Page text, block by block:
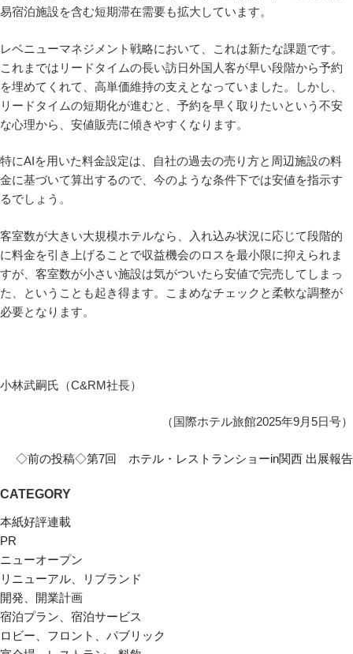
易宿泊施設を含む短期滞在需要も拡大しています。
レベニューマネジメント戦略において、これは新たな課題です。
これまではリードタイムの長い訪日外国人客が早い段階から予約
を埋めてくれて、高単価維持の支えとなっていました。しかし、
リードタイムの短期化が進むと、予約を早く取りたいという不安
な心理から、安値販売に傾きやすくなります。
特にAIを用いた料金設定は、自社の過去の売り方と周辺施設の料
金に基づいて算出するので、今のような条件下では安値を指示す
るでしょう。
客室数が大きい大規模ホテルなら、入れ込み状況に応じて段階的
に料金を引き上げることで収益機会のロスを最小限に抑えられま
すが、客室数が小さい施設は気がついたら安値で完売してしまっ
た、ということも起き得ます。こまめなチェックと柔軟な調整が
必要となります。
小林武嗣氏（C&RM社長）
（国際ホテル旅館2025年9月5日号）
◇前の投稿◇第7回 ホテル・レストランショーin関西 出展報告
CATEGORY
本紙好評連載
PR
ニューオープン
リニューアル、リブランド
開発、開業計画
宿泊プラン、宿泊サービス
ロビー、フロント、パブリック